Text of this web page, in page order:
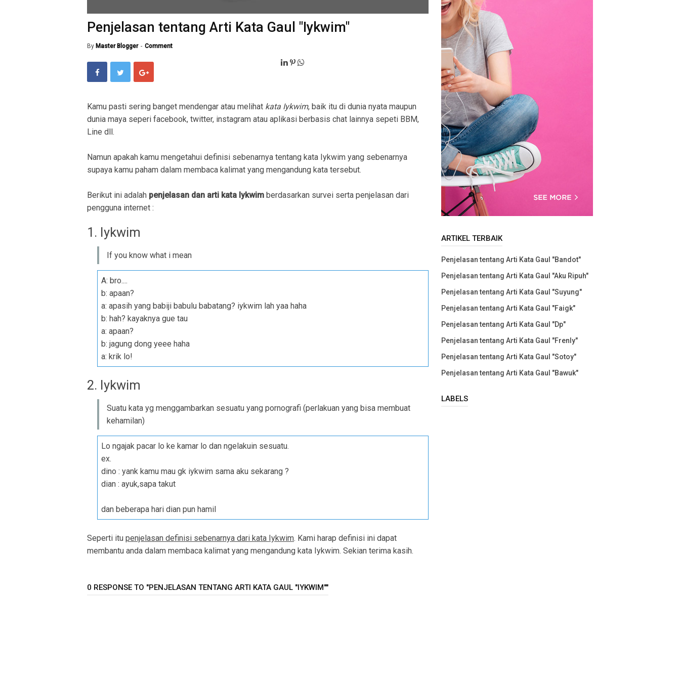
Penjelasan tentang Arti Kata Gaul "Iykwim"
By Master Blogger Comment
Kamu pasti sering banget mendengar atau melihat kata Iykwim, baik itu di dunia nyata maupun
dunia maya seperi facebook, twitter, instagram atau aplikasi berbasis chat lainnya sepeti BBM,
Line dll.
Namun apakah kamu mengetahui definisi sebenarnya tentang kata Iykwim yang sebenarnya
supaya kamu paham dalam membaca kalimat yang mengandung kata tersebut.
Berikut ini adalah penjelasan dan arti kata Iykwim berdasarkan survei serta penjelasan dari
pengguna internet :
1. Iykwim
If you know what i mean
A: bro....
b: apaan?
a: apasih yang babiji babulu babatang? iykwim lah yaa haha
b: hah? kayaknya gue tau
a: apaan?
b: jagung dong yeee haha
a: krik lo!
2. Iykwim
Suatu kata yg menggambarkan sesuatu yang pornografi (perlakuan yang bisa membuat
kehamilan)
Lo ngajak pacar lo ke kamar lo dan ngelakuin sesuatu.
ex.
dino : yank kamu mau gk iykwim sama aku sekarang ?
dian : ayuk,sapa takut
dan beberapa hari dian pun hamil
Seperti itu penjelasan definisi sebenarnya dari kata Iykwim. Kami harap definisi ini dapat
membantu anda dalam membaca kalimat yang mengandung kata Iykwim. Sekian terima kasih.
0 RESPONSE TO "PENJELASAN TENTANG ARTI KATA GAUL "IYKWIM""
ARTIKEL TERBAIK
Penjelasan tentang Arti Kata Gaul "Bandot"
Penjelasan tentang Arti Kata Gaul "Aku Ripuh"
Penjelasan tentang Arti Kata Gaul "Suyung"
Penjelasan tentang Arti Kata Gaul "Faigk"
Penjelasan tentang Arti Kata Gaul "Dp"
Penjelasan tentang Arti Kata Gaul "Frenly"
Penjelasan tentang Arti Kata Gaul "Sotoy"
Penjelasan tentang Arti Kata Gaul "Bawuk"
LABELS